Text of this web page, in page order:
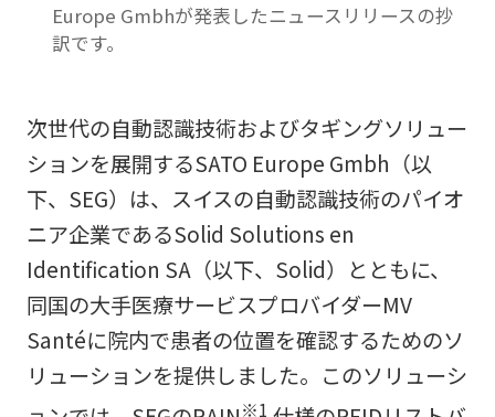
Europe Gmbhが発表したニュースリリースの抄
訳です。
次世代の自動認識技術およびタギングソリュー
ションを展開するSATO Europe Gmbh（以
下、SEG）は、スイスの自動認識技術のパイオ
ニア企業であるSolid Solutions en
Identification SA（以下、Solid）とともに、
同国の大手医療サービスプロバイダーMV
Santéに院内で患者の位置を確認するためのソ
リューションを提供しました。このソリューシ
※1